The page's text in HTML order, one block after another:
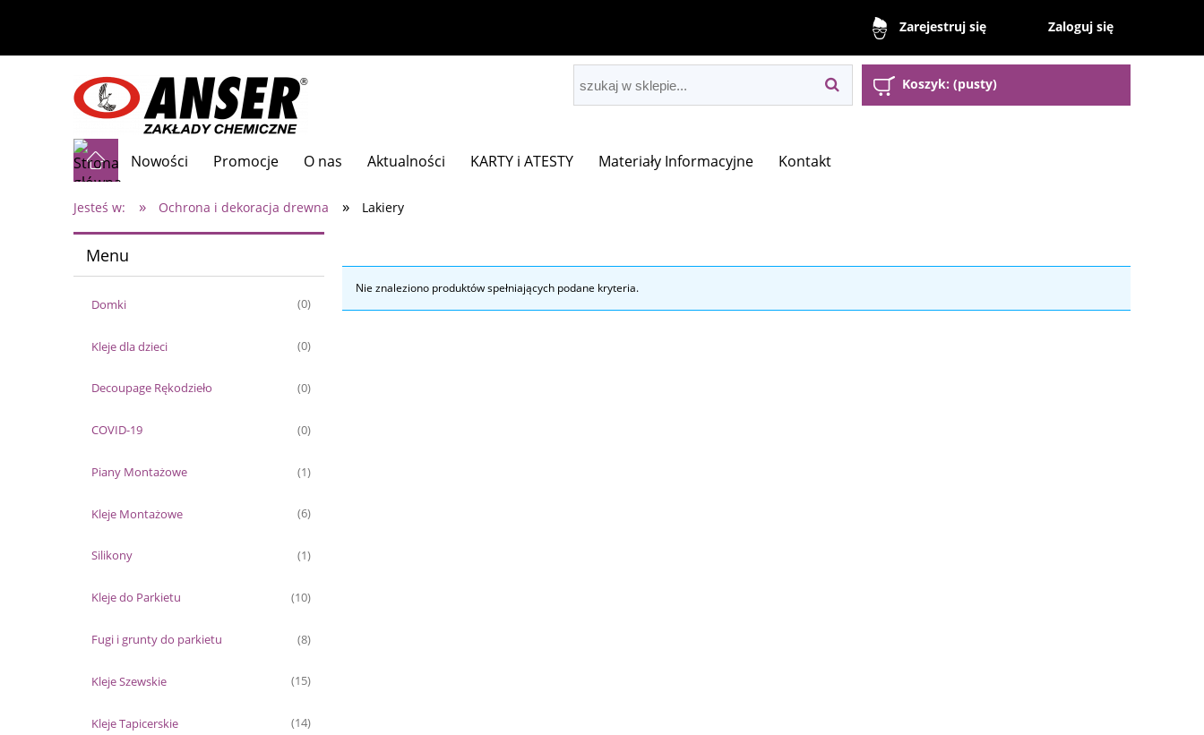
Zarejestruj się Zaloguj się
Koszyk: (pusty)
Nowości Promocje O nas Aktualności KARTY i ATESTY Materiały Informacyjne Kontakt
Jesteś w: » Ochrona i dekoracja drewna » Lakiery
Menu
Domki (0)
Kleje dla dzieci (0)
Decoupage Rękodzieło (0)
COVID-19 (0)
Piany Montażowe (1)
Kleje Montażowe (6)
Silikony (1)
Kleje do Parkietu (10)
Fugi i grunty do parkietu (8)
Kleje Szewskie (15)
Kleje Tapicerskie (14)
Nie znaleziono produktów spełniających podane kryteria.